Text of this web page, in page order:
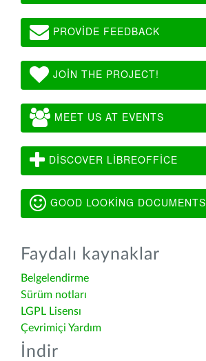
PROVIDE FEEDBACK
JOIN THE PROJECT!
MEET US AT EVENTS
DISCOVER LIBREOFFICE
GOOD LOOKING DOCUMENTS
Faydalı kaynaklar
Belgelendirme
Sürüm notları
LGPL Lisensı
Çevrimiçi Yardım
İndir